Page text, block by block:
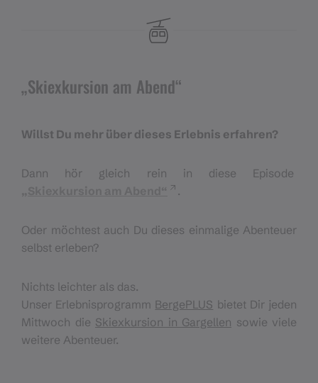
„Skiexkursion am Abend“
Willst Du mehr über dieses Erlebnis erfahren?
Dann hör gleich rein in diese Episode
.
Oder möchtest auch Du dieses einmalige Abenteuer
selbst erleben?
Nichts leichter als das.
Unser Erlebnisprogramm BergePLUS bietet Dir jeden
Mittwoch die Skiexkursion in Gargellen sowie viele
weitere Abenteuer.